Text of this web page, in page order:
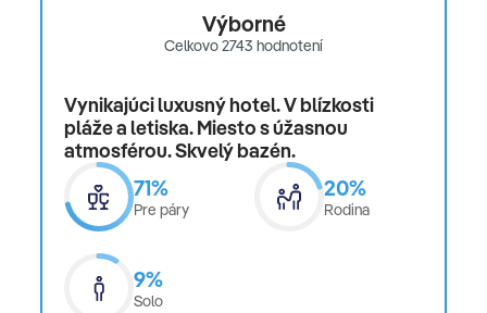
špeciálna strava) do leteckej spoločnosti je možné
Výborné
Celkovo 2743 hodnotení
Vynikajúci luxusný hotel. V blízkosti
pláže a letiska. Miesto s úžasnou
atmosférou. Skvelý bazén.
71%
Pre páry
20%
Rodina
9%
Solo